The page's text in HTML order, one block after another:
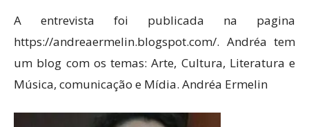
A entrevista foi publicada na pagina
https://andreaermelin.blogspot.com/. Andréa tem
um blog com os temas: Arte, Cultura, Literatura e
Música, comunicação e Mídia. Andréa Ermelin